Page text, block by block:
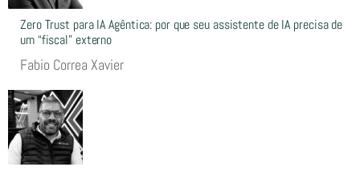
Zero Trust para IA Agêntica: por que seu assistente de IA precisa de
um “fiscal” externo
Fabio Correa Xavier